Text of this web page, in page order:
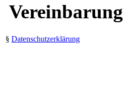
Vereinbarung
§ Datenschutzerklärung